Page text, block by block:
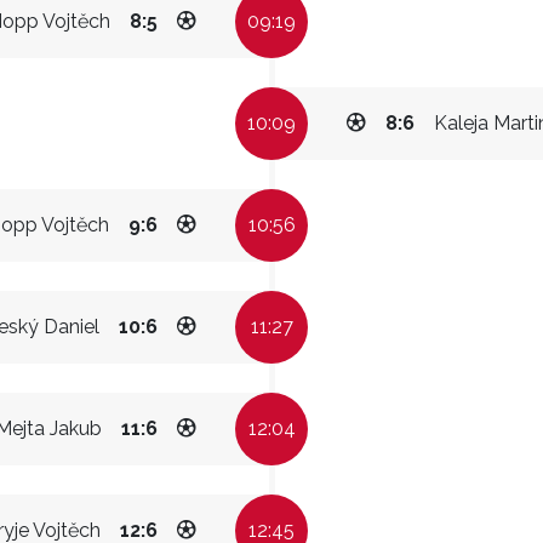
Vojtěch 8:5 09:19
10:09 Kaleja
8:6
Vojtěch 9:6 10:56
Daniel 10:6 11:27
Jakub 11:6 12:04
Vojtěch 12:6 12:45